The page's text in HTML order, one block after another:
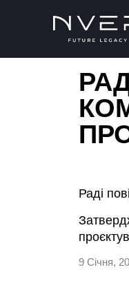
Раді
9 Січня,